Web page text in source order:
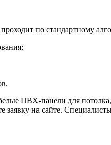
по стандартному
ПВХ-панели для
заявку на сайте.